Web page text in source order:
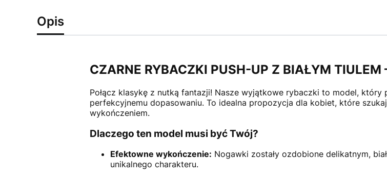
Opis
CZARNE RYBACZKI PUSH-UP Z BIAŁYM TIULEM
Połącz klasykę z nutką fantazji! Nasze wyjątkowe rybaczki to model,
perfekcyjnemu dopasowaniu. To idealna propozycja dla kobiet, które
wykończeniem.
Dlaczego ten model musi być Twój?
Efektowne wykończenie: Nogawki zostały ozdobione delikatnym,
unikalnego charakteru.